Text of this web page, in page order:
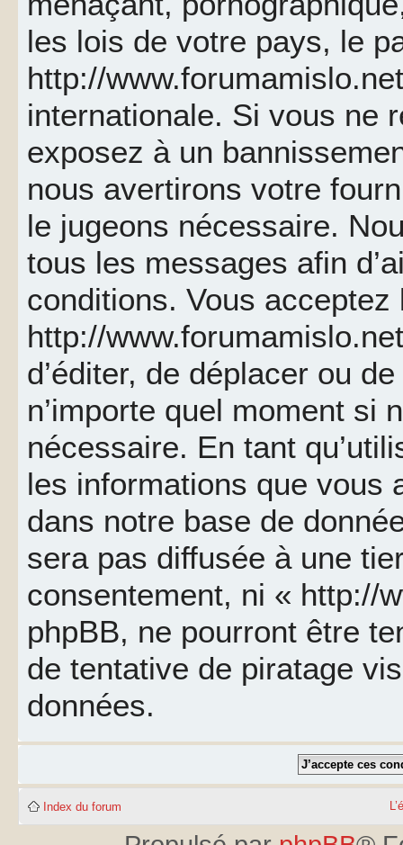
les lois de votre pays, le
http://
internationale. Si vous ne
exposez à un
nous avertirons votre
le jugeons nécessaire.
tous les messages afin
conditions. Vous acceptez
http://
d’éditer, de déplacer ou
n’importe quel moment si
nécessaire. En tant
les informations que vous
dans notre base de
sera pas diffusée à une
consentement, ni « http://
phpBB, ne pourront être
de tentative de piratage
données.
Index du forum